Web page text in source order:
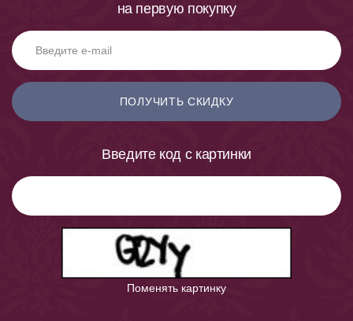
на первую покупку
ПОЛУЧИТЬ СКИДКУ
Введите код с картинки
Поменять картинку